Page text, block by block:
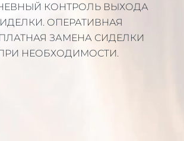
КОНТРОЛЬ ВЫХОДА
ОПЕРАТИВНАЯ
ЗАМЕНА СИДЕЛКИ
НЕОБХОДИМОСТИ.